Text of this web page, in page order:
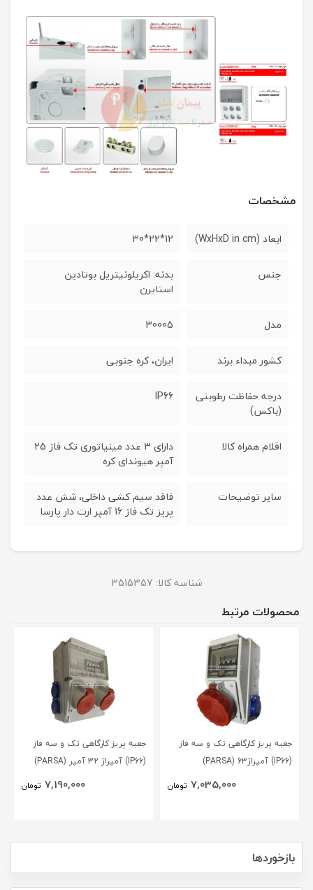
مشخصات
ابعاد (WxHxD in cm) 12*22*30
جنس
بدنه: اکریلونیتریل بوتادین
استایرن
مدل 30005
کشور مبداء برند ایران، کره جنوبی
درجه حفاظت رطوبتی
(باکس)
IP66
اقلام همراه کالا
دارای 3 عدد مینیاتوری تک فاز 25
آمپر هیوندای کره
سایر توضیحات
فاقد سیم کشی داخلی، شش عدد
پریز تک فاز 16 آمپر ارت دار پارسا
شناسه کالا: 3515357
محصولات مرتبط
جعبه پریز کارگاهی تک و سه فاز
(IP66) آمپراژ63 (PARSA)
7,035,000 تومان
جعبه پریز کارگاهی تک و سه فاز
(IP66) آمپراژ 32 آمپر (PARSA)
7,190,000 تومان
بازخوردها